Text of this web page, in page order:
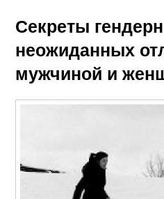
Секреты
неожиданных
мужчиной и